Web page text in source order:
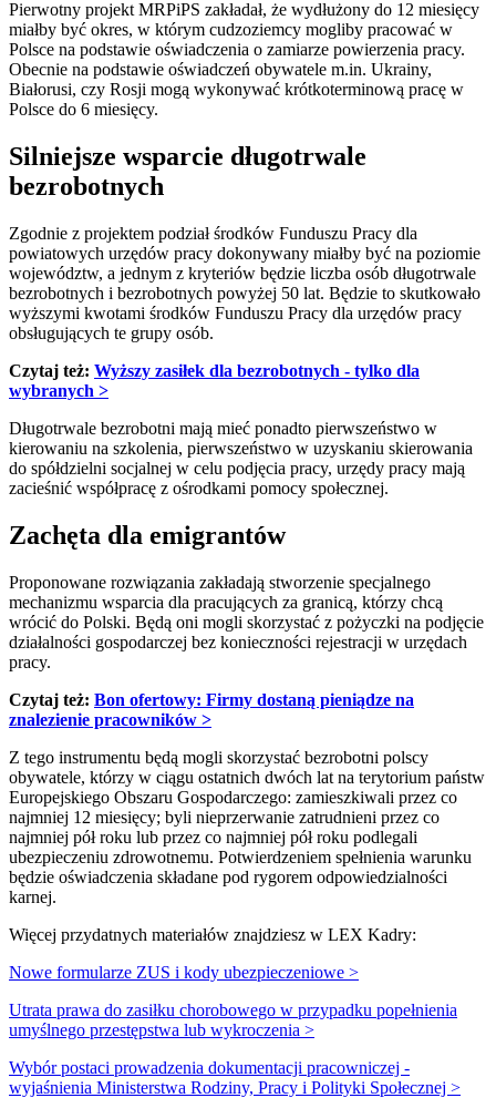
Pierwotny projekt MRPiPS zakładał, że wydłużony do 12 miesięcy
miałby być okres, w którym cudzoziemcy mogliby pracować w
Polsce na podstawie oświadczenia o zamiarze powierzenia pracy.
Obecnie na podstawie oświadczeń obywatele m.in. Ukrainy,
Białorusi, czy Rosji mogą wykonywać krótkoterminową pracę w
Polsce do 6 miesięcy.
Silniejsze wsparcie długotrwale
bezrobotnych
Zgodnie z projektem podział środków Funduszu Pracy dla
powiatowych urzędów pracy dokonywany miałby być na poziomie
województw, a jednym z kryteriów będzie liczba osób długotrwale
bezrobotnych i bezrobotnych powyżej 50 lat. Będzie to skutkowało
wyższymi kwotami środków Funduszu Pracy dla urzędów pracy
obsługujących te grupy osób.
Czytaj też: Wyższy zasiłek dla bezrobotnych - tylko dla
wybranych >
Długotrwale bezrobotni mają mieć ponadto pierwszeństwo w
kierowaniu na szkolenia, pierwszeństwo w uzyskaniu skierowania
do spółdzielni socjalnej w celu podjęcia pracy, urzędy pracy mają
zacieśnić współpracę z ośrodkami pomocy społecznej.
Zachęta dla emigrantów
Proponowane rozwiązania zakładają stworzenie specjalnego
mechanizmu wsparcia dla pracujących za granicą, którzy chcą
wrócić do Polski. Będą oni mogli skorzystać z pożyczki na podjęcie
działalności gospodarczej bez konieczności rejestracji w urzędach
pracy.
Czytaj też: Bon ofertowy: Firmy dostaną pieniądze na
znalezienie pracowników >
Z tego instrumentu będą mogli skorzystać bezrobotni polscy
obywatele, którzy w ciągu ostatnich dwóch lat na terytorium państw
Europejskiego Obszaru Gospodarczego: zamieszkiwali przez co
najmniej 12 miesięcy; byli nieprzerwanie zatrudnieni przez co
najmniej pół roku lub przez co najmniej pół roku podlegali
ubezpieczeniu zdrowotnemu. Potwierdzeniem spełnienia warunku
będzie oświadczenia składane pod rygorem odpowiedzialności
karnej.
Więcej przydatnych materiałów znajdziesz w LEX Kadry:
Nowe formularze ZUS i kody ubezpieczeniowe >
Utrata prawa do zasiłku chorobowego w przypadku popełnienia
umyślnego przestępstwa lub wykroczenia >
Wybór postaci prowadzenia dokumentacji pracowniczej -
wyjaśnienia Ministerstwa Rodziny, Pracy i Polityki Społecznej >